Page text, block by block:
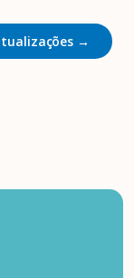
→